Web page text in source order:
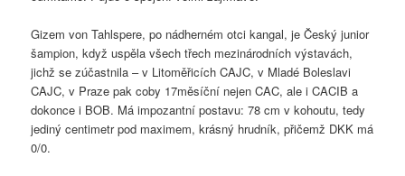
Gizem von Tahlspere, po nádherném otci kangal, je Český junior
šampion, když uspěla všech třech mezinárodních výstavách,
jichž se zúčastnila – v Litoměřicích CAJC, v Mladé Boleslavi
CAJC, v Praze pak coby 17měsíční nejen CAC, ale i CACIB a
dokonce i BOB. Má impozantní postavu: 78 cm v kohoutu, tedy
jediný centimetr pod maximem, krásný hrudník, přičemž DKK má
0/0.